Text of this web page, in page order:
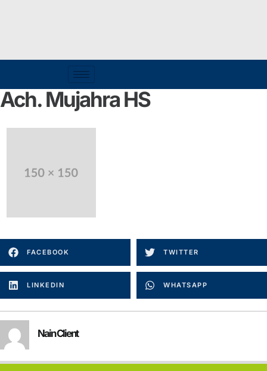
Ach. Mujahra HS
FACEBOOK TWITTER
LINKEDIN WHATSAPP
Nain Client